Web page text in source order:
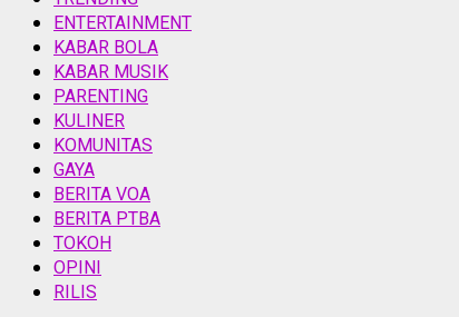
ENTERTAINMENT
KABAR BOLA
KABAR MUSIK
PARENTING
KULINER
KOMUNITAS
GAYA
BERITA VOA
BERITA PTBA
TOKOH
OPINI
RILIS